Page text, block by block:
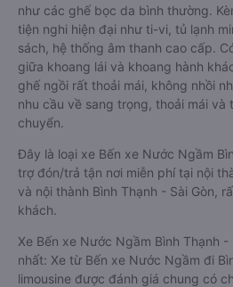
như các ghế bọc da bình thường.
tiện nghi hiện đại như ti-vi, tủ lạnh
sách, hệ thống âm thanh cao cấp.
giữa khoang lái và khoang hành
ghế ngồi rất thoải mái, không nhồi
nhu cầu về sang trọng, thoải mái và
chuyển.
Đây là loại xe Bến xe Nước Ngầm
trợ đón/trả tận nơi miễn phí tại nội
và nội thành Bình Thạnh - Sài Gòn,
khách.
Xe Bến xe Nước Ngầm Bình Thạnh -
nhất: Xe từ Bến xe Nước Ngầm đi
limousine được đánh giá chung có